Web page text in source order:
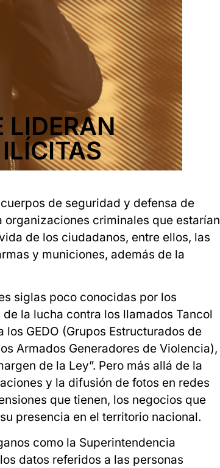
LIDERAN
de seguridad y defensa de
criminales que estarían
de los ciudadanos, entre ellos, las
y municiones, además de la
siglas poco conocidas por los
la lucha contra los llamados Tancol
GEDO (Grupos Estructurados de
Armados Generadores de Violencia),
de la Ley”. Pero más allá de la
y la difusión de fotos en redes
que tienen, los negocios que
presencia en el territorio nacional.
como la Superintendencia
datos referidos a las personas